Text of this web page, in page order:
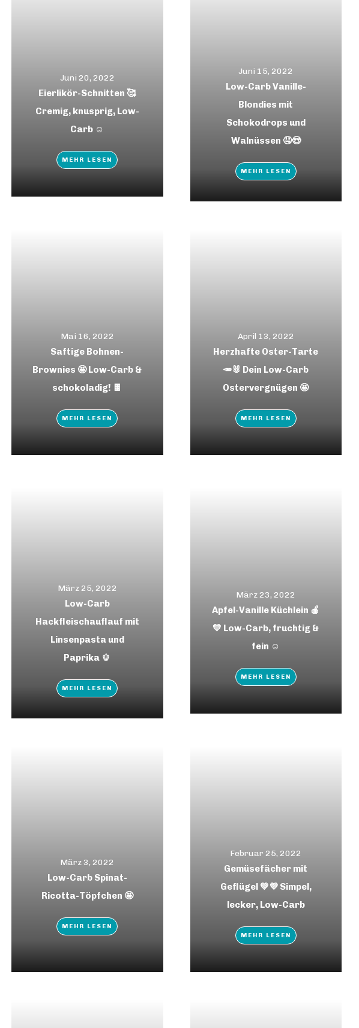
Juni 20, 2022
Eierlikör-Schnitten 🥰
Cremig, knusprig, Low-
Carb ☺️
MEHR LESEN
Juni 15, 2022
Low-Carb Vanille-
Blondies mit
Schokodrops und
Walnüssen 🤤😍
MEHR LESEN
Mai 16, 2022
Saftige Bohnen-
Brownies 🤩 Low-Carb &
schokoladig! 🍫
MEHR LESEN
April 13, 2022
Herzhafte Oster-Tarte
🥕🐰 Dein Low-Carb
Ostervergnügen 🤩
MEHR LESEN
März 25, 2022
Low-Carb
Hackfleischauflauf mit
Linsenpasta und
Paprika 🫑
MEHR LESEN
März 23, 2022
Apfel-Vanille Küchlein 🍎
💛 Low-Carb, fruchtig &
fein ☺️
MEHR LESEN
März 3, 2022
Low-Carb Spinat-
Ricotta-Töpfchen 🤩
MEHR LESEN
Februar 25, 2022
Gemüsefächer mit
Geflügel 💚💜 Simpel,
lecker, Low-Carb
MEHR LESEN